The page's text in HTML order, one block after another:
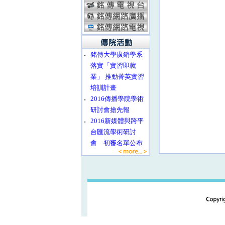
‧
銘傳大學廣銷學系
落實「實習即就
業」 推動菁英實習
培訓計畫
‧
2016傳播學院學術
研討會搶先報
‧
2016新媒體與跨平
台匯流學術研討
會 初審名單公布